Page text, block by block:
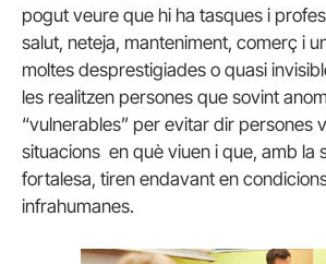
pogut veure que hi ha tasques i
salut, neteja, manteniment, comerç i
moltes desprestigiades o quasi
les realitzen persones que sovint
“vulnerables” per evitar dir persones
situacions en què viuen i que, amb la
fortalesa, tiren endavant en
infrahumanes.